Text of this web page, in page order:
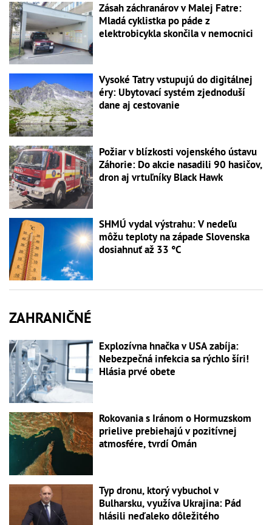
Zásah záchranárov v Malej Fatre:
Mladá cyklistka po páde z
elektrobicykla skončila v nemocnici
Vysoké Tatry vstupujú do digitálnej
éry: Ubytovací systém zjednoduší
dane aj cestovanie
Požiar v blízkosti vojenského ústavu
Záhorie: Do akcie nasadili 90 hasičov,
dron aj vrtuľníky Black Hawk
SHMÚ vydal výstrahu: V nedeľu
môžu teploty na západe Slovenska
dosiahnuť až 33 °C
ZAHRANIČNÉ
Explozívna hnačka v USA zabíja:
Nebezpečná infekcia sa rýchlo šíri!
Hlásia prvé obete
Rokovania s Iránom o Hormuzskom
prielive prebiehajú v pozitívnej
atmosfére, tvrdí Omán
Typ dronu, ktorý vybuchol v
Bulharsku, využíva Ukrajina: Pád
hlásili neďaleko dôležitého